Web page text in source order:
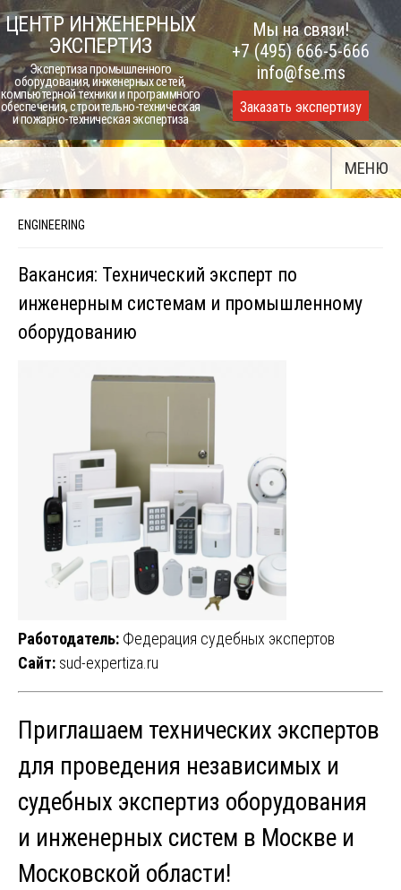
Skip
to
content
ЦЕНТР ИНЖЕНЕРНЫХ
ЭКСПЕРТИЗ
Экспертиза промышленного
оборудования, инженерных сетей,
компьютерной техники и программного
обеспечения, строительно-техническая
и пожарно-техническая экспертиза
Мы на связи!
+7 (495) 666-5-666
info@fse.ms
Заказать экспертизу
МЕНЮ
ENGINEERING
Вакансия: Технический эксперт по
инженерным системам и промышленному
оборудованию
Работодатель: Федерация судебных экспертов
Сайт: sud-expertiza.ru
Приглашаем технических экспертов
для проведения независимых и
судебных экспертиз оборудования
и инженерных систем в Москве и
Московской области!